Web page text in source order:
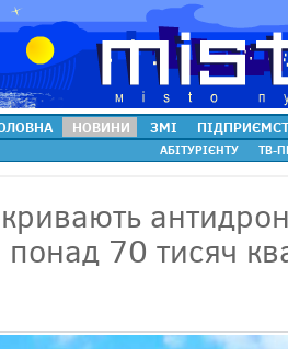
НОВИНИ ЗМІ
АБІТУРІЄНТУ ТВ-
70 тисяч